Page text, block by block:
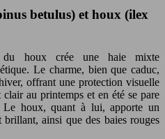
betulus) et houx (ilex
du houx crée une haie mixte
Le charme, bien que caduc,
offrant une protection visuelle
au printemps et en été se pare
Le houx, quant à lui, apporte un
ainsi que des baies rouges